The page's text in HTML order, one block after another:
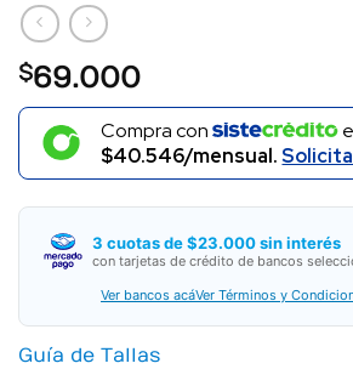
$69.000
Compra con
$40.546/mensual.
3 cuotas de $23.000 sin interés
con tarjetas de crédito de bancos
Ver bancos acáVer Términos y
Guía de Tallas